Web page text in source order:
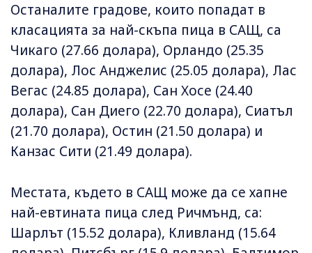
Останалите градове, които попадат в
класацията за най-скъпа пица в САЩ, са
Чикаго (27.66 долара), Орландо (25.35
долара), Лос Анджелис (25.05 долара), Лас
Вегас (24.85 долара), Сан Хосе (24.40
долара), Сан Диего (22.70 долара), Сиатъл
(21.70 долара), Остин (21.50 долара) и
Канзас Сити (21.49 долара).
Местата, където в САЩ може да се хапне
най-евтината пица след Ричмънд, са:
Шарлът (15.52 долара), Кливланд (15.64